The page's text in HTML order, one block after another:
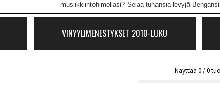
musiikkiintohimollasi? Selaa tuhansia levyjä
VINYYLIMENESTYKSET 2010-LUKU
Näyttää 0/0